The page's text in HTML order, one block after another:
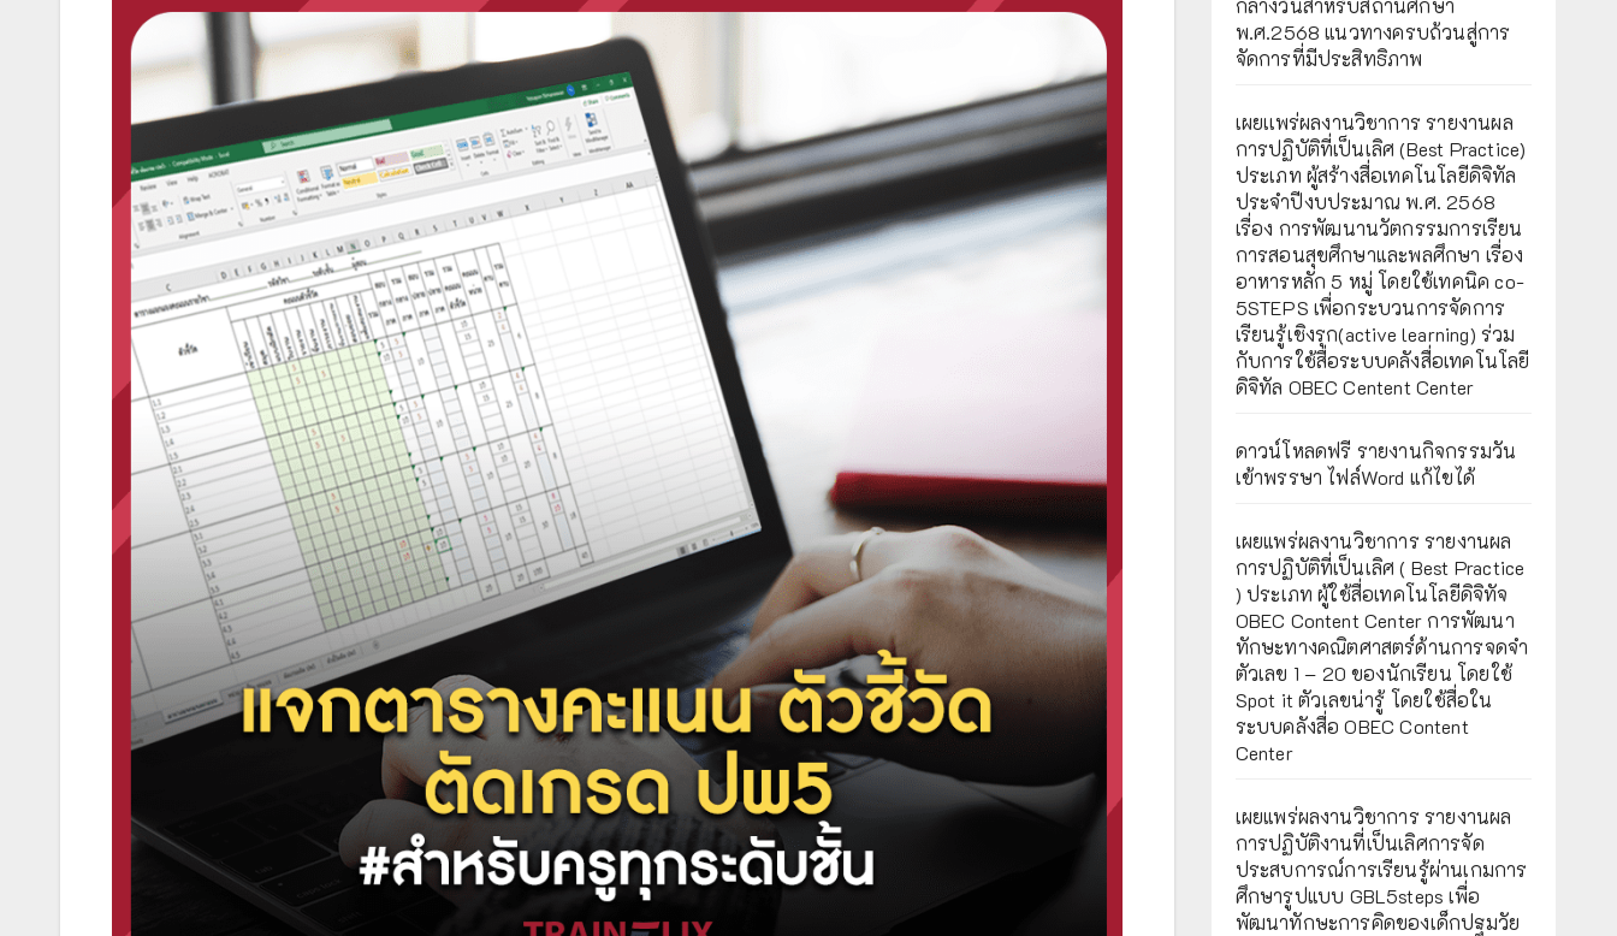
กลางวันสำหรับสถานศึกษา
พ.ศ.2568 แนวทางครบถ้วนสู่การ
จัดการที่มีประสิทธิภาพ
เผยเเพร่ผลงานวิชาการ รายงานผล
การปฏิบัติที่เป็นเลิศ (Best Practice)
ประเภท ผู้สร้างสื่อเทคโนโลยีดิจิทัล
ประจำปีงบประมาณ พ.ศ. 2568
เรื่อง การพัฒนานวัตกรรมการเรียน
การสอนสุขศึกษาและพลศึกษา เรื่อง
อาหารหลัก 5 หมู่ โดยใช้เทคนิค co-
5STEPS เพื่อกระบวนการจัดการ
เรียนรู้เชิงรุก(active learning) ร่วม
กับการใช้สื่อระบบคลังสื่อเทคโนโลยี
ดิจิทัล OBEC Centent Center
ดาวน์โหลดฟรี รายงานกิจกรรมวัน
เข้าพรรษา ไฟล์Word แก้ไขได้
เผยแพร่ผลงานวิชาการ รายงานผล
การปฏิบัติที่เป็นเลิศ ( Best Practice
) ประเภท ผู้ใช้สื่อเทคโนโลยีดิจิทัจ
OBEC Content Center การพัฒนา
ทักษะทางคณิตศาสตร์ด้านการจดจำ
ตัวเลข 1 – 20 ของนักเรียน โดยใช้
Spot it ตัวเลขน่ารู้ โดยใช้สื่อใน
ระบบคลังสื่อ OBEC Content
Center
เผยแพร่ผลงานวิชาการ รายงานผล
การปฏิบัติงานที่เป็นเลิศการจัด
ประสบการณ์การเรียนรู้ผ่านเกมการ
ศึกษารูปแบบ GBL5steps เพื่อ
พัฒนาทักษะการคิดของเด็กปฐมวัย